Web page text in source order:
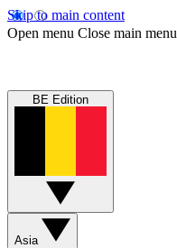
Skip to main content
Open menu Close main menu
BE Edition
Asia